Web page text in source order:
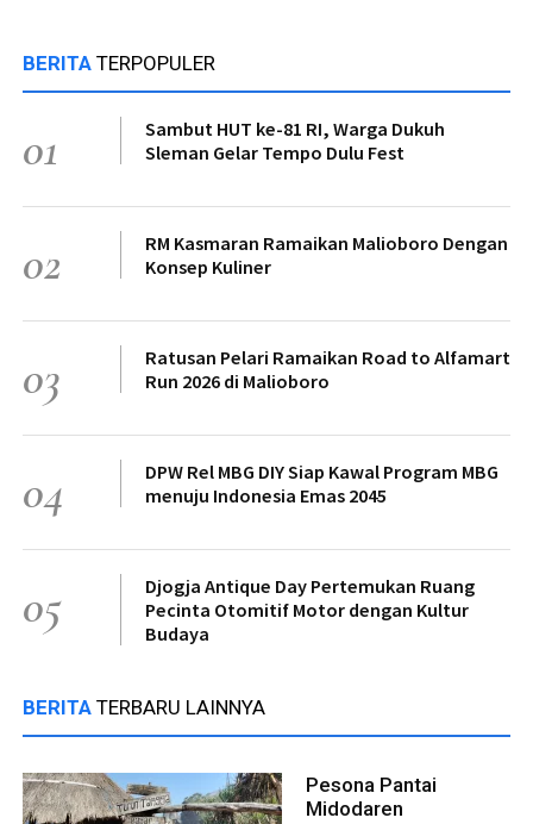
BERITA TERPOPULER
01
Sambut HUT ke-81 RI, Warga Dukuh
Sleman Gelar Tempo Dulu Fest
02
RM Kasmaran Ramaikan Malioboro Dengan
Konsep Kuliner
03
Ratusan Pelari Ramaikan Road to Alfamart
Run 2026 di Malioboro
04
DPW Rel MBG DIY Siap Kawal Program MBG
menuju Indonesia Emas 2045
05
Djogja Antique Day Pertemukan Ruang
Pecinta Otomitif Motor dengan Kultur
Budaya
BERITA TERBARU LAINNYA
Pesona Pantai
Midodaren